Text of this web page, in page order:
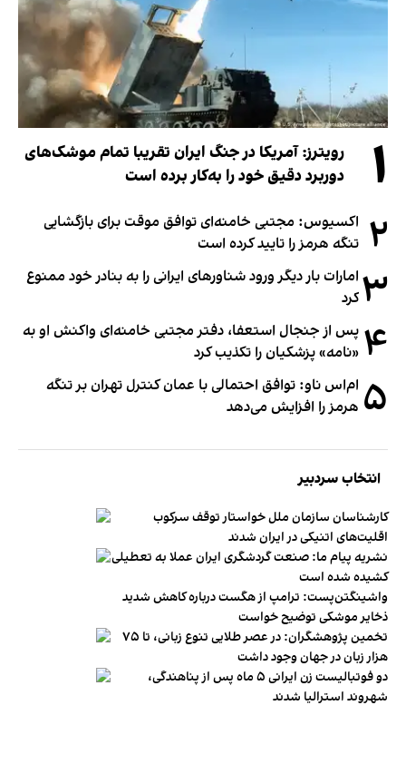
۱
رویترز: آمریکا در جنگ ایران تقریبا تمام موشک‌های
دوربرد دقیق خود را به‌کار برده است
۲ اکسیوس: مجتبی خامنه‌ای توافق موقت برای بازگشایی
تنگه هرمز را تایید کرده است
۳ امارات بار دیگر ورود شناورهای ایرانی را به بنادر خود ممنوع
کرد
۴ پس از جنجال استعفا، دفتر مجتبی خامنه‌ای واکنش او به
«نامه» پزشکیان را تکذیب کرد
۵ ام‌اس ناو: توافق احتمالی با عمان کنترل تهران بر تنگه
هرمز را افزایش می‌دهد
انتخاب سردبیر
کارشناسان سازمان ملل خواستار توقف سرکوب
اقلیت‌های اتنیکی در ایران شدند
نشریه پیام ما: صنعت گردشگری ایران عملا به تعطیلی
کشیده شده است
واشینگتن‌پست: ترامپ از هگست درباره کاهش شدید
ذخایر موشکی توضیح خواست
تخمین پژوهشگران: در عصر طلایی تنوع زبانی، تا ۷۵
هزار زبان در جهان وجود داشت
دو فوتبالیست زن ایرانی ۵ ماه پس از پناهندگی،
شهروند استرالیا شدند